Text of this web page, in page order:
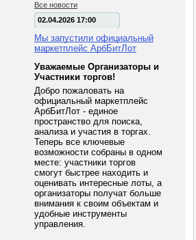
Все новости
02.04.2026 17:00
Мы запустили официальный
маркетплейс АрбБитЛот
Уважаемые Организаторы и
Участники торгов!
Добро пожаловать на
официальный маркетплейс
АрбБитЛот - единое
пространство для поиска,
анализа и участия в торгах.
Теперь все ключевые
возможности собраны в одном
месте: участники торгов
смогут быстрее находить и
оценивать интересные лоты, а
организаторы получат больше
внимания к своим объектам и
удобные инструменты
управления.